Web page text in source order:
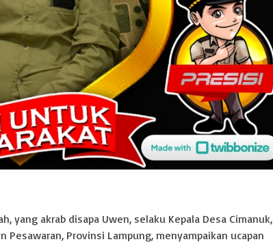
yang akrab disapa Uwen, selaku Kepala Desa Cimanuk,
Pesawaran, Provinsi Lampung, menyampaikan ucapan